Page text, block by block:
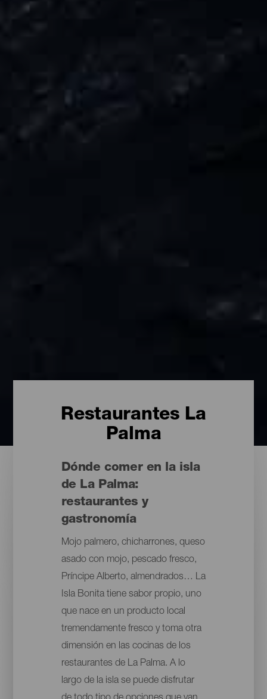
Restaurantes La
Palma
Dónde comer en la isla
de La Palma:
restaurantes y
gastronomía
Mojo palmero, chicharrones, queso
asado con mojo, pescado fresco,
Príncipe Alberto, almendrados… La
Isla Bonita tiene sabor propio, uno
que nace en un producto local
tremendamente fresco y toma otra
dimensión en las cocinas de los
restaurantes de La Palma. A lo
largo de la isla se puede disfrutar